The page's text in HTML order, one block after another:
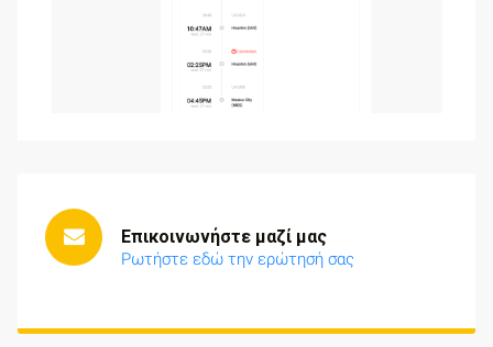
Επικοινωνήστε μαζί μας
Ρωτήστε εδώ την ερώτησή σας